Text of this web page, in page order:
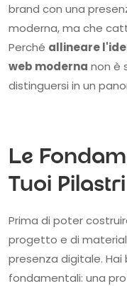
brand con una
moderna, ma che
Perché allineare
web moderna non è
distinguersi in un
Le
Tuoi Pilastri
Prima di poter
progetto e di
presenza digitale.
fondamentali: una